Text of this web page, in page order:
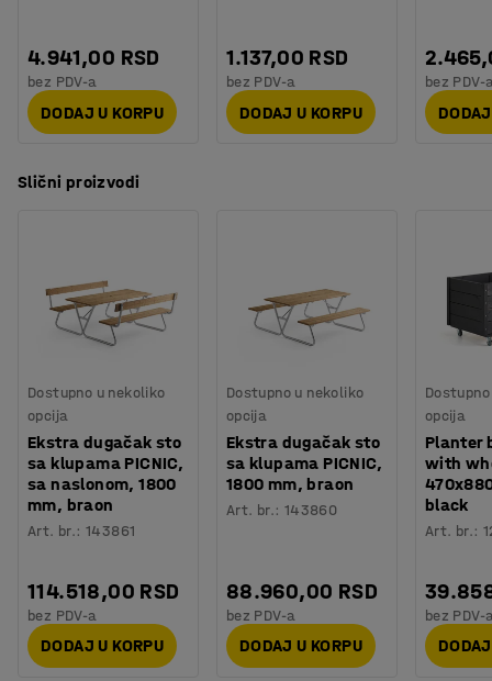
4.941,00 RSD
bez PDV-a
DODAJ U KORPU
1.137,00 RSD
bez PDV-a
DODAJ U KORPU
bez PDV-
Slični proizvodi
Dostupno u nekoliko
opcija
Ekstra dugačak sto
sa klupama PICNIC,
sa naslonom, 1800
mm, braon
Art. br.:143861
114.518,00 RSD
bez PDV-a
DODAJ U KORPU
Dostupno u nekoliko
opcija
Ekstra dugačak sto
sa klupama PICNIC,
1800 mm, braon
Art. br.: 143860
88.960,00 RSD
bez PDV-a
DODAJ U KORPU
opcija
Planter
with
black
Art. br.:
bez PDV-